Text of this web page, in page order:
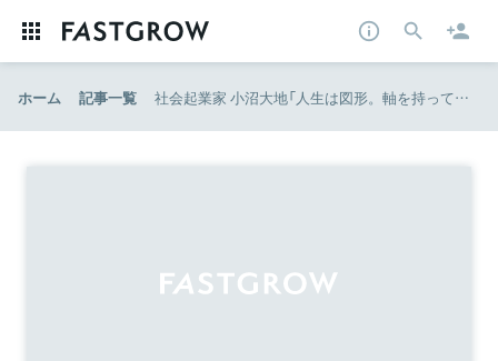
ホーム 記事一覧 社会起業家 小沼大地「人生は図形。軸を持って生き続ければ、いつか立派な形になる」 | Forbes JAPAN（フォーブス ジャパン）